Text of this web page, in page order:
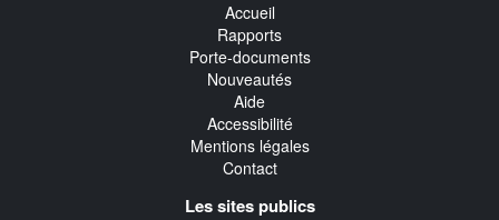
Accueil
Rapports
Porte-documents
Nouveautés
Aide
Accessibilité
Mentions légales
Contact
Les sites publics